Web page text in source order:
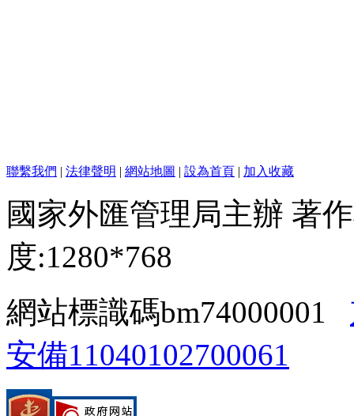
聯繫我們 | 法律聲明 | 網站地圖 | 設為首頁 | 加入收藏
國家外匯管理局主辦 著
度:1280*768
網站標識碼bm74000001
安備11040102700061